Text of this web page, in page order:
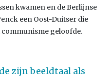
kwamen en de Berlijnse
een Oost-Duitser die
communisme geloofde.
zijn beeldtaal als